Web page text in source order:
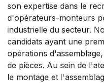
son expertise dans le
d'opérateurs-monteurs
industrielle du secteur.
candidats ayant une
opérations
de pièces. Au sein de
le montage et